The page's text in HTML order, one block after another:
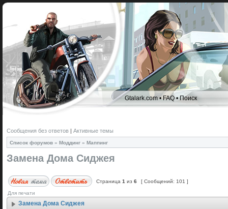
Gtalark.com •FAQ•Поиск
Сообщения без ответов | Активные темы
Список форумов » Моддинг » Маппинг
Замена Дома Сиджея
Страница 1 из 6 [ Сообщений: 101 ]
Для печати
Замена Дома Сиджея